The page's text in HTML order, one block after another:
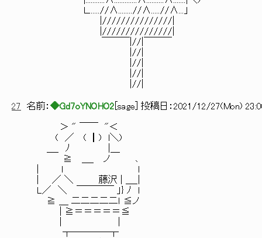
Ｌ......//∧........//∧.....//∧...」
|///////////////|
|///////////////|
￣￣￣|//|￣￣￣
|//|
|//|
|//|
|//|
27 名前： ◆Gd7oYNOHO2 sage ] 投稿日： 2021/12/27(Mon)
＞ " ￣￣ "＜
( ／ ( ┃) l＼)
＿_ ﾉ |＿
≧ ＿_ ノ ､
| ／ ＼ 藤沢 | ＿_|
L／ ＼ ￣￣￣￣ 」} ﾉ l
≧ ＿ 二二二二二ｌ ≦ノ
| ≧＝＝＝＝＝≦
┬――――┬